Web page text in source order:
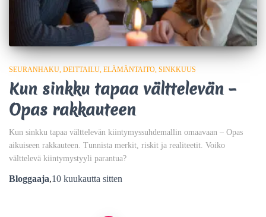
SEURANHAKU DEITTAILU ELÄMÄNTAITO SINKKUUS
Kun sinkku tapaa välttelevän –
Opas rakkauteen
Kun sinkku tapaa välttelevän kiintymyssuhdemallin omaavaan – Opas
aikuiseen rakkauteen. Tunnista merkit, riskit ja realiteetit. Voiko
välttelevä kiintymystyyli parantua?
Bloggaaja,10 kuukautta sitten